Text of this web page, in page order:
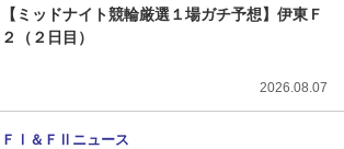
【ミッドナイト競輪厳選１場ガチ予想】伊東Ｆ
２（２日目）
2026.08.07
ＦⅠ＆ＦⅡニュース